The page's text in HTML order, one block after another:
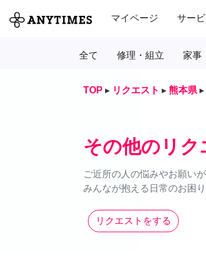
マイページ サー
全て 修理・組立 家事
TOP ▸ リクエスト ▸ 熊本県 ▸
その他のリク
ご近所の人の悩みやお願い
みんなが抱える日常のお困
リクエストをする